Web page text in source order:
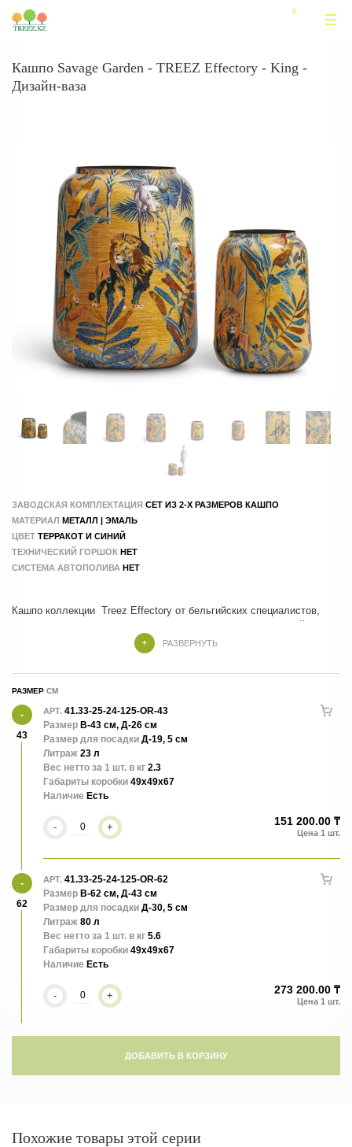
Кашпо Savage Garden - TREEZ Effectory - King -
Дизайн-ваза
ЗАВОДСКАЯ КОМПЛЕКТАЦИЯ СЕТ ИЗ 2-Х РАЗМЕРОВ КАШПО
МАТЕРИАЛ МЕТАЛЛ | ЭМАЛЬ
ЦВЕТ ТЕРРАКОТ И СИНИЙ
ТЕХНИЧЕСКИЙ ГОРШОК НЕТ
СИСТЕМА АВТОПОЛИВА НЕТ
Кашпо коллекции Treez Effectory от бельгийских специалистов,
которые учли все тренды и особенности современного дизайна
Кашпо коллекции Savage Garden изготовлены из металла и
покрыты лаковой эмалью с трендовыми узорами и
Все кашпо производятся на 100 % ручным трудом.
РАЗВЕРНУТЬ
РАЗМЕР
43
АРТ. 41.33-25-24-125-OR-43
Размер В-43 см, Д-26 см
Размер для посадки Д-19, 5 см
Литраж 23 л
Вес нетто за 1 шт. в кг 2.3
Габариты коробки 49x49x67
Наличие Есть
- + 151 200.00 ₸
62
АРТ. 41.33-25-24-125-OR-62
Размер В-62 см, Д-43 см
Размер для посадки Д-30, 5 см
Литраж 80 л
Вес нетто за 1 шт. в кг 5.6
Габариты коробки 49x49x67
Наличие Есть
- + 273 200.00 ₸
ДОБАВИТЬ В КОРЗИНУ
Похожие товары этой серии